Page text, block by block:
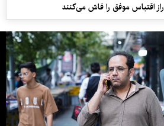
اقتباس موفق را فاش می‌کنند